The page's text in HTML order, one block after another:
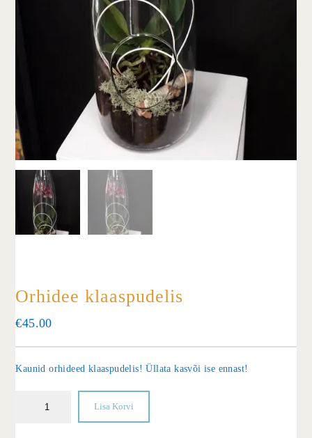
Orhidee klaaspudelis
€45.00
Kaunid orhideed klaaspudelis! Üllata kasvõi ise ennast!
Lisa Korvi